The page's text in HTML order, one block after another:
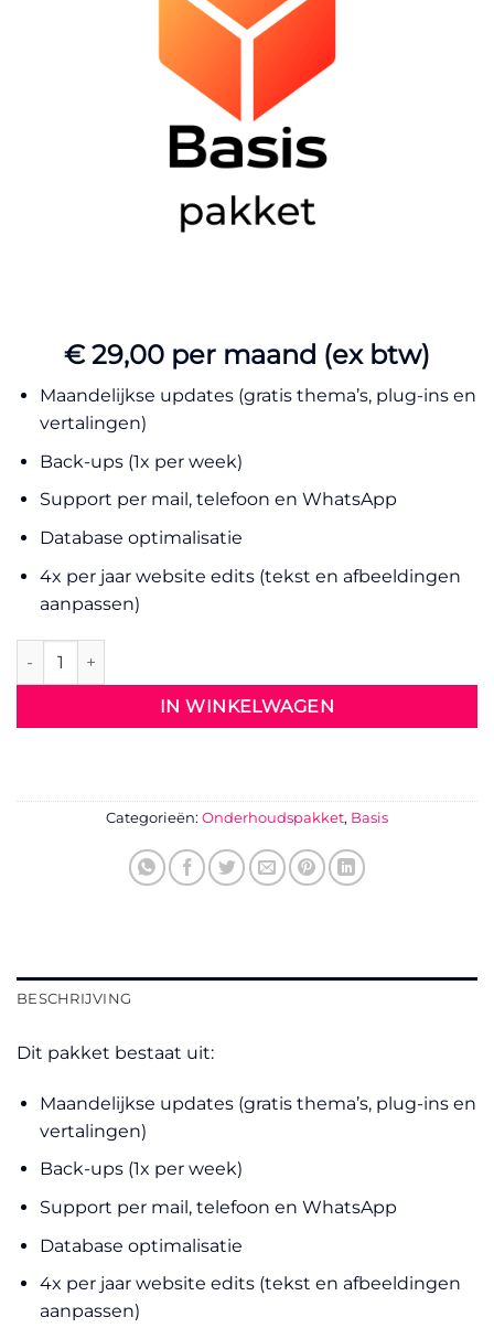
€ 29,00 per maand (ex btw)
Maandelijkse updates (gratis thema’s, plug-ins en
vertalingen)
Back-ups (1x per week)
Support per mail, telefoon en WhatsApp
Database optimalisatie
4x per jaar website edits (tekst en afbeeldingen
aanpassen)
Basis Pakket aantal
IN WINKELWAGEN
Categorieën: Onderhoudspakket, Basis
BESCHRIJVING
Dit pakket bestaat uit:
Maandelijkse updates (gratis thema’s, plug-ins en
vertalingen)
Back-ups (1x per week)
Support per mail, telefoon en WhatsApp
Database optimalisatie
4x per jaar website edits (tekst en afbeeldingen
aanpassen)